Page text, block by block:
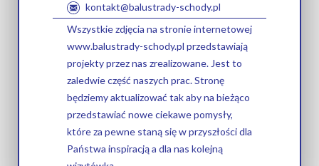
kontakt@balustrady-schody.pl
Wszystkie zdjęcia na stronie internetowej
www.balustrady-schody.pl przedstawiają
projekty przez nas zrealizowane. Jest to
zaledwie część naszych prac. Stronę
będziemy aktualizować tak aby na bieżąco
przedstawiać nowe ciekawe pomysły,
które za pewne staną się w przyszłości dla
Państwa inspiracją a dla nas kolejną